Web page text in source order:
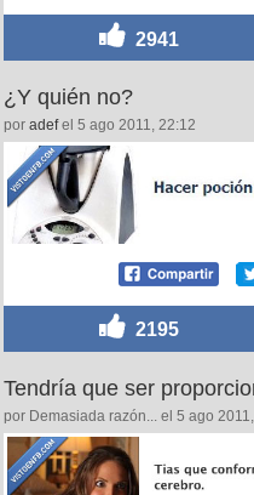
2941
¿Y quién no?
por adefel 5 ago 2011, 22:12
2195
Tendría que ser
por Demasiada razón... el 5 ago